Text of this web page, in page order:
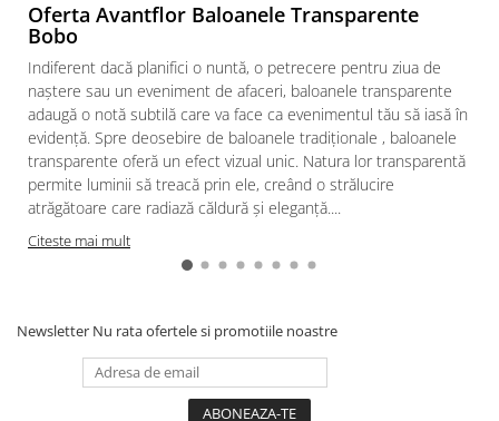
Oferta Avantflor Baloanele Transparente
Bobo
Indiferent dacă planifici o nuntă, o petrecere pentru ziua de
naștere sau un eveniment de afaceri, baloanele transparente
adaugă o notă subtilă care va face ca evenimentul tău să iasă în
evidență. Spre deosebire de baloanele tradiționale , baloanele
transparente oferă un efect vizual unic. Natura lor transparentă
permite luminii să treacă prin ele, creând o strălucire
atrăgătoare care radiază căldură și eleganță....
Citeste mai mult
Newsletter Nu rata ofertele si promotiile noastre